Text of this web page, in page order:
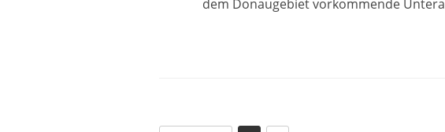
dem Donaugebiet vorkommende